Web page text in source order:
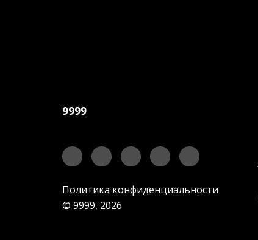
9999
Политика конфиденциальности
© 9999, 2026